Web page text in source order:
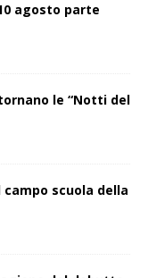
agosto parte
le “Notti del
campo scuola della